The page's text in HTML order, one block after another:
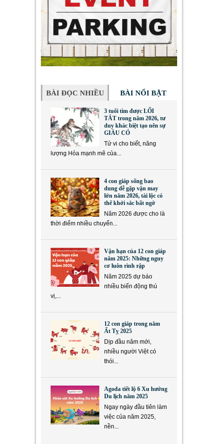
BÀI ĐỌC NHIỀU BÀI NỔI BẬT
3 tuổi tìm được LỐI
TẮT trong năm 2026, tư
duy khác biệt tạo nên sự
GIÀU CÓ
Tử vi cho biết, năng
lượng Hỏa mạnh mẽ của...
4 con giáp sống bao
dung dễ gặp vận may
lớn năm 2026, tài lộc có
thể khởi sắc bất ngờ
Năm 2026 được cho là
thời điểm nhiều chuyển...
Vận hạn của 12 con giáp
năm 2025: Những nguy
cơ luôn rình rập
Năm 2025 dự báo
nhiều biến động thú
vị,...
12 con giáp trong năm
Ất Tỵ 2025
Dịp đầu năm mới,
nhiều người Việt có
thói...
Agoda tiết lộ 6 Xu hướng
Du lịch năm 2025
Ngay ngày đầu tiên làm
việc của năm 2025,
nền...